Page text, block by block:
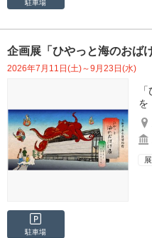
駐車場
企画展「ひやっと海のおばけ
2026年7月11日(土)～9月23日(水)
を
駐車場